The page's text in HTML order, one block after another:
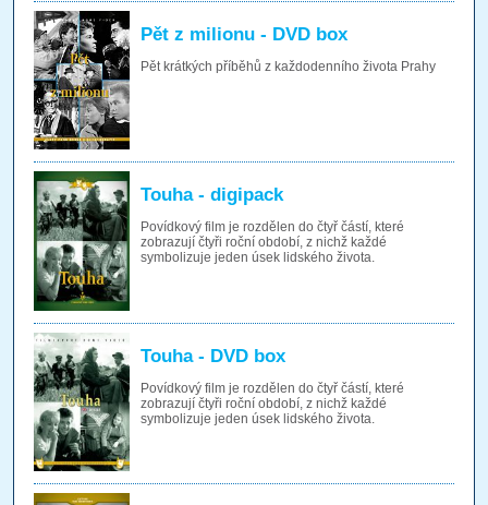
Pět z milionu - DVD box
Pět krátkých příběhů z každodenního života Prahy
Touha - digipack
Povídkový film je rozdělen do čtyř částí, které
zobrazují čtyři roční období, z nichž každé
symbolizuje jeden úsek lidského života.
Touha - DVD box
Povídkový film je rozdělen do čtyř částí, které
zobrazují čtyři roční období, z nichž každé
symbolizuje jeden úsek lidského života.